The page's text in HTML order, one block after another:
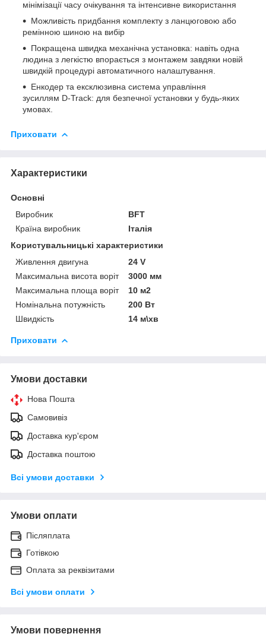
мінімізації часу очікування та інтенсивне використання
Можливість придбання комплекту з ланцюговою або
ремінною шиною на вибір
Покращена швидка механічна установка: навіть одна
людина з легкістю впорається з монтажем завдяки новій
швидкій процедурі автоматичного налаштування.
Енкодер та ексклюзивна система управління
зусиллям D-Track: для безпечної установки у будь-яких
умовах.
Приховати
Характеристики
Основні
Виробник
BFT
Країна виробник
Італія
Користувальницькі характеристики
Живлення двигуна
24 V
Максимальна висота воріт
3000 мм
Максимальна площа воріт
10 м2
Номінальна потужність
200 Вт
Швидкість
14 м\хв
Приховати
Умови доставки
Нова Пошта
Самовивіз
Доставка кур'єром
Доставка поштою
Всі умови доставки
Умови оплати
Післяплата
Готівкою
Оплата за реквізитами
Всі умови оплати
Умови повернення